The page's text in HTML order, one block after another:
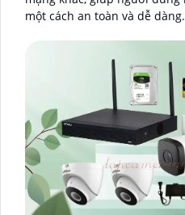
một cách an toàn và dễ dàng.